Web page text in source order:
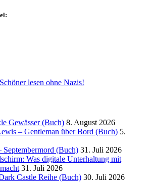
Gewässer (Buch) 8. August 2026
– Gentleman über Bord (Buch) 5.
(Buch) 31. Juli 2026
Was digitale Unterhaltung mit
31. Juli 2026
Castle Reihe (Buch) 30. Juli 2026